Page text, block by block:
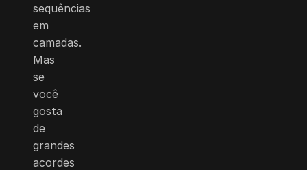
sequências
em
camadas.
Mas
se
você
gosta
de
grandes
acordes